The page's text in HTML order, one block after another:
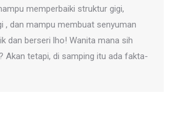
memperbaiki struktur gigi,
, dan mampu membuat senyuman
dan berseri lho! Wanita mana sih
Akan tetapi, di samping itu ada fakta-